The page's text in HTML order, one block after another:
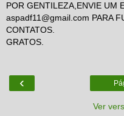
POR GENTILEZA,ENVIE UM
aspadf11@gmail.com PARA
CONTATOS.
GRATOS.
‹
Ver